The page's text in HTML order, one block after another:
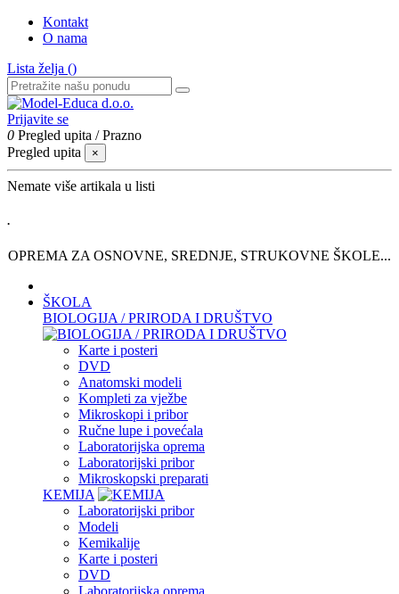
Kontakt
O nama
Lista želja ()
Prijavite se
0 Pregled upita /Prazno
Pregled upita
×
Nemate više artikala u listi
.
OPREMA ZA OSNOVNE, SREDNJE, STRUKOVNE ŠKOLE...
ŠKOLA
BIOLOGIJA / PRIRODA I DRUŠTVO
Karte i posteri
DVD
Anatomski modeli
Kompleti za vježbe
Mikroskopi i pribor
Ručne lupe i povećala
Laboratorijska oprema
Laboratorijski pribor
Mikroskopski preparati
KEMIJA
Laboratorijski pribor
Modeli
Kemikalije
Karte i posteri
DVD